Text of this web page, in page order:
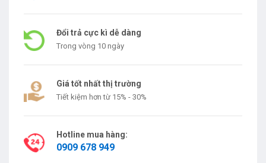
Đổi trả cực kì dễ dàng
Trong vòng 10 ngày
Giá tốt nhất thị trường
Tiết kiệm hơn từ 15% - 30%
Hotline mua hàng:
0909 678 949